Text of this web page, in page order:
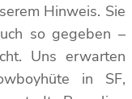
Hinweis. Sie
so gegeben –
Uns erwarten
in SF,